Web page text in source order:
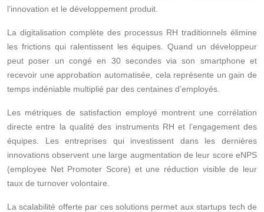
l’innovation et le développement produit.
La digitalisation complète des processus RH traditionnels élimine
les frictions qui ralentissent les équipes. Quand un développeur
peut poser un congé en 30 secondes via son smartphone et
recevoir une approbation automatisée, cela représente un gain de
temps indéniable multiplié par des centaines d’employés.
Les métriques de satisfaction employé montrent une corrélation
directe entre la qualité des instruments RH et l’engagement des
équipes. Les entreprises qui investissent dans les dernières
innovations observent une large augmentation de leur score eNPS
(employee Net Promoter Score) et une réduction visible de leur
taux de turnover volontaire.
La scalabilité offerte par ces solutions permet aux startups tech de